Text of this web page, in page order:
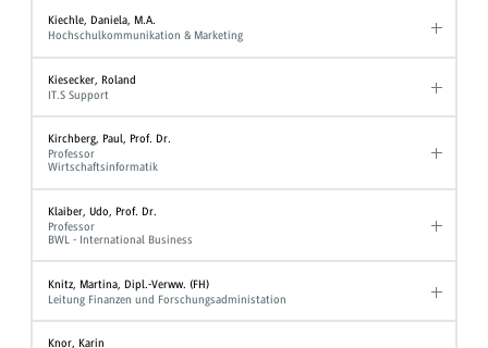
Kiechle, Daniela, M.A.
Hochschulkommunikation & Marketing
Kiesecker, Roland
IT.S Support
Kirchberg, Paul, Prof. Dr.
Professor
Wirtschaftsinformatik
Klaiber, Udo, Prof. Dr.
Professor
BWL - International Business
Knitz, Martina, Dipl.-Verww. (FH)
Leitung Finanzen und Forschungsadministation
Knor, Karin